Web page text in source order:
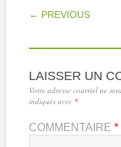
POST
← PREVIOUS
LAISSER UN
Votre adresse courriel ne
indiqués avec *
COMMENTAIRE *